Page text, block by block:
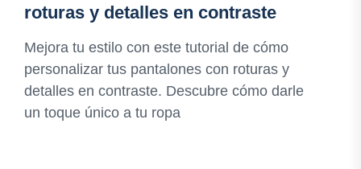
roturas y detalles en contraste
Mejora tu estilo con este tutorial de cómo
personalizar tus pantalones con roturas y
detalles en contraste. Descubre cómo darle
un toque único a tu ropa